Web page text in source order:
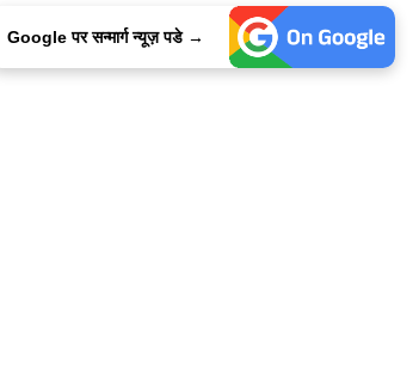
Google पर सन्मार्ग न्यूज़ पडे →